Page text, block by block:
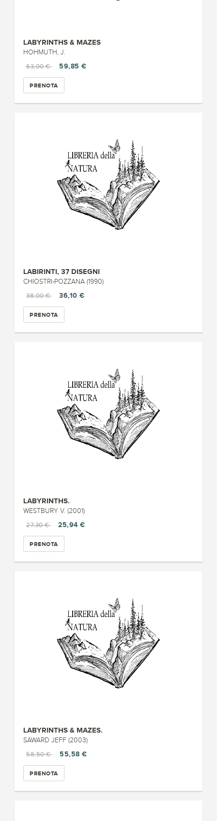
LABYRINTHS & MAZES
HOHMUTH, J.
63,00 €
59,85 €
PRENOTA
LABIRINTI, 37 DISEGNI
CHIOSTRI-POZZANA (1990)
38,00 €
36,10 €
PRENOTA
LABYRINTHS.
WESTBURY V. (2001)
27,30 €
25,94 €
PRENOTA
LABYRINTHS & MAZES.
SAWARD JEFF (2003)
58,50 €
55,58 €
PRENOTA